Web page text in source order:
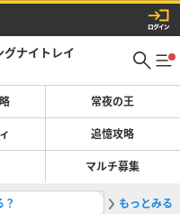
グナイトレイ
常夜の王
追憶攻略
マルチ募集
2弾きの
もっとみる